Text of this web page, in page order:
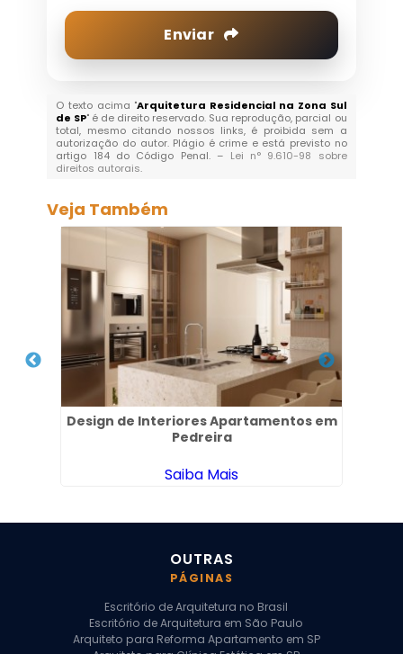
Enviar
O texto acima "Arquitetura Residencial na Zona Sul
de SP" é de direito reservado. Sua reprodução, parcial ou
total, mesmo citando nossos links, é proibida sem a
autorização do autor. Plágio é crime e está previsto no
artigo 184 do Código Penal. – Lei n° 9.610-98 sobre
direitos autorais.
Veja Também
Design de Interiores Apartamentos em
Pedreira
Saiba Mais
OUTRAS
PÁGINAS
Escritório de Arquitetura no Brasil
Escritório de Arquitetura em São Paulo
Arquiteto para Reforma Apartamento em SP